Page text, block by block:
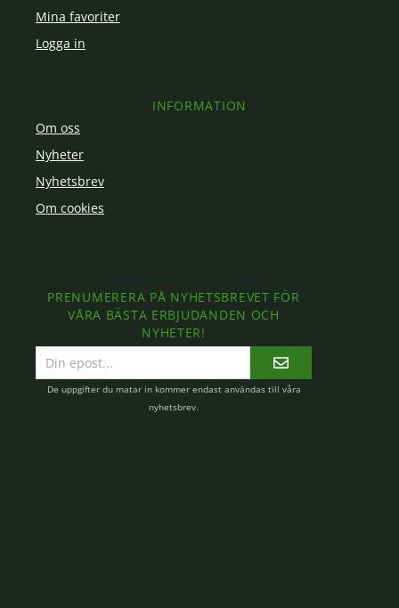
Mina favoriter
Logga in
INFORMATION
Om oss
Nyheter
Nyhetsbrev
Om cookies
PRENUMERERA PÅ NYHETSBREVET FÖR
VÅRA BÄSTA ERBJUDANDEN OCH
NYHETER!
postadress
De uppgifter du matar in kommer endast användas till våra
nyhetsbrev.